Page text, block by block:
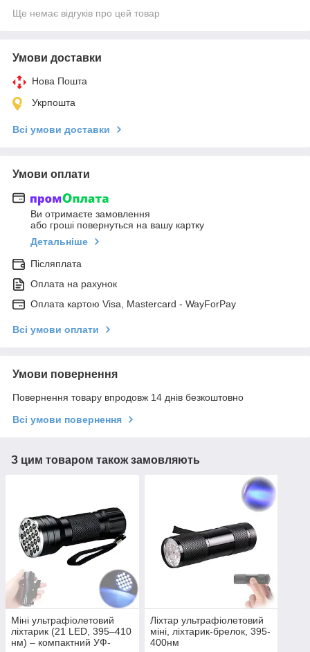
Ще немає відгуків про цей товар
Умови доставки
Нова Пошта
Укрпошта
Всі умови доставки
Умови оплати
Ви отримаєте замовлення
або гроші повернуться на вашу картку
Детальніше
Післяплата
Оплата на рахунок
Оплата картою Visa, Mastercard - WayForPay
Всі умови оплати
Умови повернення
Повернення товару впродовж 14 днів безкоштовно
Всі умови повернення
З цим товаром також замовляють
Міні ультрафіолетовий
ліхтарик (21 LED, 395–410
нм) – компактний УФ-
Ліхтар ультрафіолетовий
міні, ліхтарик-брелок, 395-
400нм